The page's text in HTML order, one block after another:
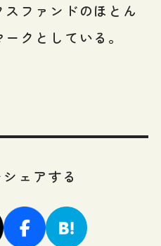
ファンドのほとん
クとしている。
ェアする